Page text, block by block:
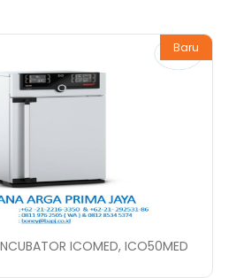
Baru
ICOMED, ICO50MED